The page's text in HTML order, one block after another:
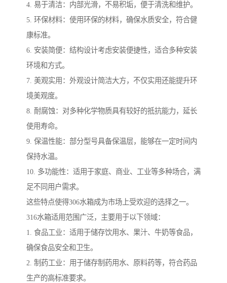
4. 易于清洁：内部光滑，不易积垢，便于清洗和维护。
5. 环保材料：使用环保的材料，确保水质安全，符合健
康标准。
6. 安装简便：结构设计考虑安装便捷性，适合多种安装
环境和方式。
7. 美观实用：外观设计简洁大方，不仅实用还能提升环
境美观度。
8. 耐腐蚀：对多种化学物质具有较好的抵抗能力，延长
使用寿命。
9. 保温性能：部分型号具备保温层，能够在一定时间内
保持水温。
10. 多功能性：适用于家庭、商业、工业等多种场合，满
足不同用户需求。
这些特点使得306水箱成为市场上受欢迎的选择之一。
316水箱适用范围广泛，主要用于以下领域：
1. 食品工业：适用于储存饮用水、果汁、牛奶等食品，
确保食品安全和卫生。
2. 制药工业：用于储存制药用水、原料药等，符合药品
生产的高标准要求。